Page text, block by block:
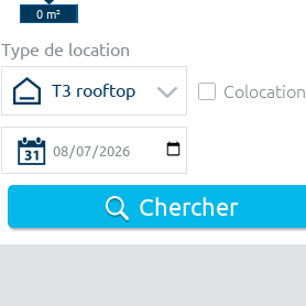
Type de location
T3 rooftop
Colocation
Chercher